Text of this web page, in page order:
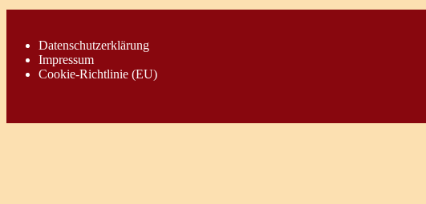
Datenschutzerklärung
Impressum
Cookie-Richtlinie (EU)